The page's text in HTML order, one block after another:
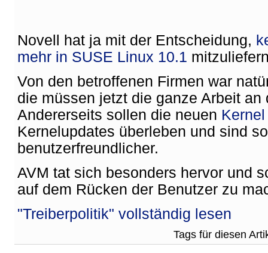
Novell hat ja mit der Entscheidung,
mehr in SUSE Linux 10.1
Von den betroffenen Firmen war
die müssen jetzt die ganze Arbeit
Andererseits sollen die neuen
Kernelupdates überleben und sind
benutzerfreundlicher.
AVM tat sich besonders hervor und
auf dem Rücken der Benutzer zu
"Treiberpolitik" vollständig lesen
Tags für diesen